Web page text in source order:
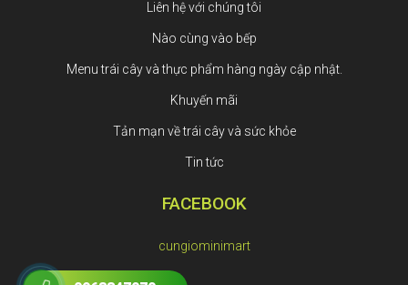
Liên hệ với chúng tôi
Nào cùng vào bếp
Menu trái cây và thực phẩm hàng ngày cập nhật.
Khuyến mãi
Tản mạn về trái cây và sức khỏe
Tin tức
FACEBOOK
cungiominimart